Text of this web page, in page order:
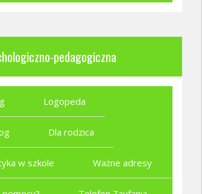
pedagogiczna
Logopeda
Dla rodzica
w szkole Ważne adresy